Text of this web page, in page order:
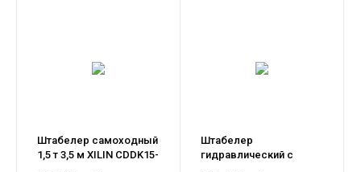
Штабелер самоходный
1,5 т 3,5 м XILIN CDDK15-
Штабелер
гидравлический с